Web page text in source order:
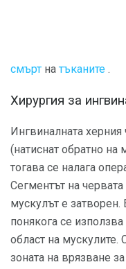
смърт на тъканите .
Хирургия за
Ингвиналната
(натиснат обратно на
тогава се налага
Сегментът на
мускулът е
понякога се
област на мускулите.
зоната на врязване